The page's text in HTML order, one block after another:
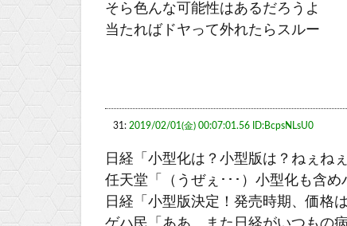
そら色んな可能性はあるだろうよ
当たればドヤって外れたらスルー
31: 2019/02/01(金) 00:07:01.56 ID:BcpsNLsU0
日経「小型化は？小型版は？ねぇね
任天堂「（うぜぇ･･･）小型化も含
日経「小型版決定！発売時期、価格は